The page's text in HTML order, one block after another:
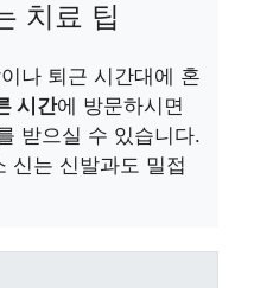
치료 팁
나 퇴근 시간대에 혼
시간에 방문하시면
받으실 수 있습니다.
신는 신발과도 밀접